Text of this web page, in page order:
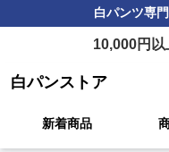
白パンツ専
10,000円以
白パンストア
新着商品